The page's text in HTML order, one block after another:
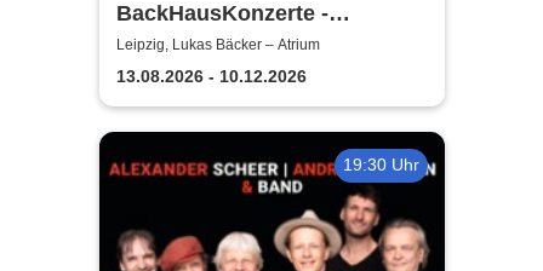
BackHausKonzerte -
Kammermusik mit der
Sinfonia Leipzig
Leipzig, Lukas Bäcker – Atrium
13.08.2026 - 10.12.2026
19:30 Uhr